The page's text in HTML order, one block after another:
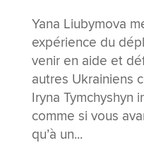
Yana Liubymova
expérience du
venir en aide et
autres Ukrainiens
Iryna Tymchyshyn
comme si vous
qu’à un...